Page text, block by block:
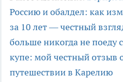
Россию и обалдел: как
за 10 лет — честный
больше никогда не поеду
купе: мой честный отзыв
путешествии в Карелию